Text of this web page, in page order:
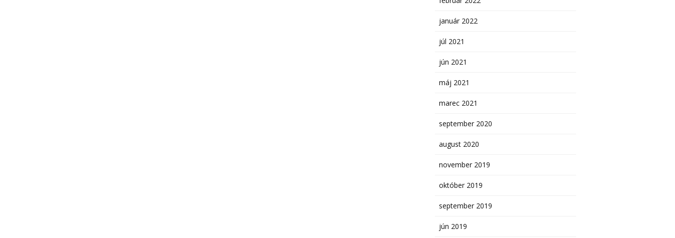
január 2022
júl 2021
jún 2021
máj 2021
marec 2021
september 2020
august 2020
november 2019
október 2019
september 2019
jún 2019